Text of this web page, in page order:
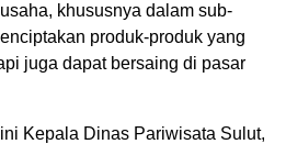
khususnya dalam sub-
produk-produk yang
juga dapat bersaing di pasar
Kepala Dinas Pariwisata Sulut,